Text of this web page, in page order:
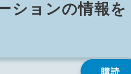
シ⁠ョ⁠ン⁠の情⁠報⁠を